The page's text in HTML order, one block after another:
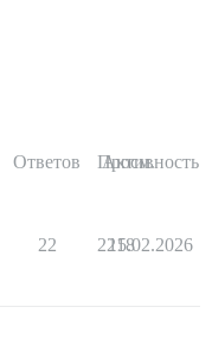
Ответов Просм.
Активность
22 2218
15.02.2026